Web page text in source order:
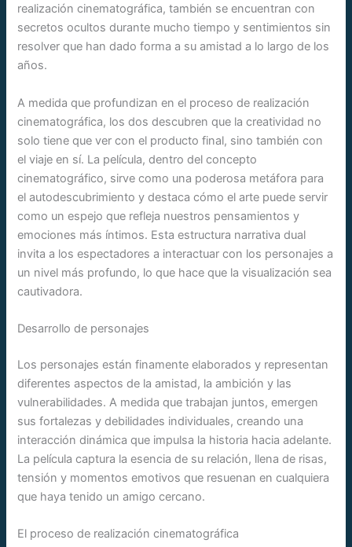
realización cinematográfica, también se encuentran con
secretos ocultos durante mucho tiempo y sentimientos sin
resolver que han dado forma a su amistad a lo largo de los
años.
A medida que profundizan en el proceso de realización
cinematográfica, los dos descubren que la creatividad no
solo tiene que ver con el producto final, sino también con
el viaje en sí. La película, dentro del concepto
cinematográfico, sirve como una poderosa metáfora para
el autodescubrimiento y destaca cómo el arte puede servir
como un espejo que refleja nuestros pensamientos y
emociones más íntimos. Esta estructura narrativa dual
invita a los espectadores a interactuar con los personajes a
un nivel más profundo, lo que hace que la visualización sea
cautivadora.
Desarrollo de personajes
Los personajes están finamente elaborados y representan
diferentes aspectos de la amistad, la ambición y las
vulnerabilidades. A medida que trabajan juntos, emergen
sus fortalezas y debilidades individuales, creando una
interacción dinámica que impulsa la historia hacia adelante.
La película captura la esencia de su relación, llena de risas,
tensión y momentos emotivos que resuenan en cualquiera
que haya tenido un amigo cercano.
El proceso de realización cinematográfica